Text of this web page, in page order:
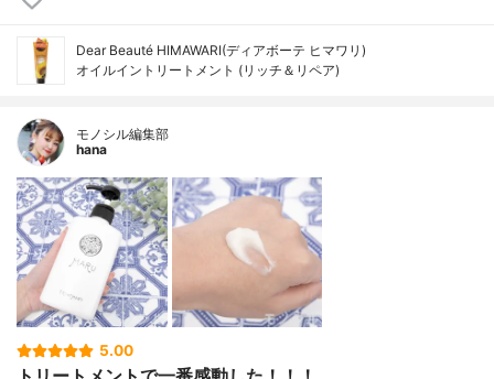
Dear Beauté HIMAWARI(ディアボーテ ヒマワリ)
オイルイントリートメント (リッチ＆リペア)
モノシル編集部
hana
5.00